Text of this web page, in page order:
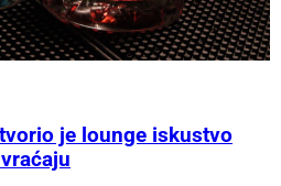
je lounge iskustvo